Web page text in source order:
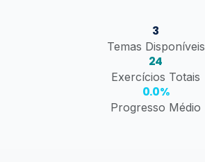
3
Temas Disponíveis
24
Exercícios Totais
0.0%
Progresso Médio